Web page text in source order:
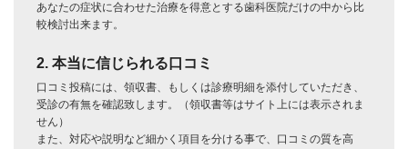
あなたの症状に合わせた治療を得意とする歯科医院だけの中から比
較検討出来ます。
2. 本当に信じられる口コミ
口コミ投稿には、領収書、もしくは診療明細を添付していただき、
受診の有無を確認致します。（領収書等はサイト上には表示されま
せん）
また、対応や説明など細かく項目を分ける事で、口コミの質を高